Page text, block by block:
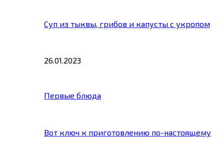
Суп из тыквы, грибов и капусты с укропом
26.01.2023
Первые блюда
Вот ключ к приготовлению по-настоящему